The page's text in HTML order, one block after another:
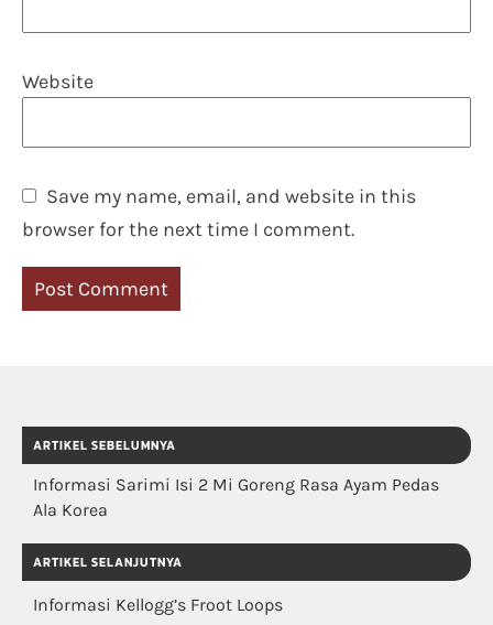
Website
Save my name, email, and website in this
browser for the next time I comment.
ARTIKEL SEBELUMNYA
Informasi Sarimi Isi 2 Mi Goreng Rasa Ayam Pedas
Ala Korea
ARTIKEL SELANJUTNYA
Informasi Kellogg’s Froot Loops